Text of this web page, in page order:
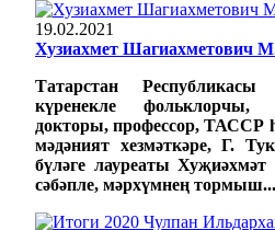
19.02.2021
Хузиахмет Шагиахметович
Татарстан
күренекле фольклорчы,
докторы, профессор, ТАССР
мәдәният хезмәткәре, Г.
бүләге лауреаты
сәбәпле, мәрхүмнең тормыш...